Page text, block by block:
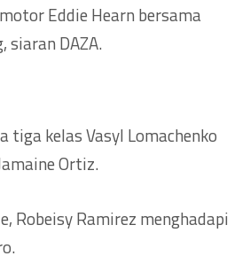
Eddie Hearn bersama
siaran DAZA.
tiga kelas Vasyl Lomachenko
Ortiz.
Robeisy Ramirez menghadapi